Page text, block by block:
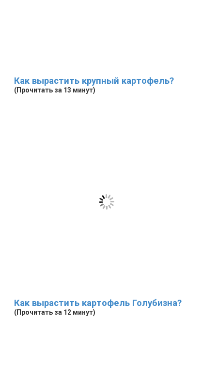
Как вырастить крупный картофель?
(Прочитать за 13 минут)
Как вырастить картофель Голубизна?
(Прочитать за 12 минут)